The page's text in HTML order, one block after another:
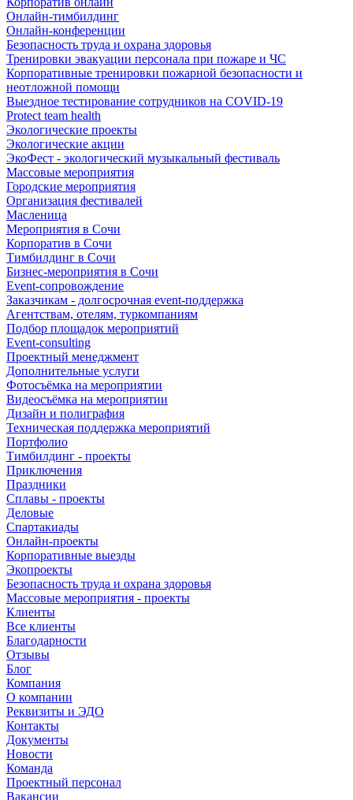
Онлайн-тимбилдинг
Онлайн-конференции
Безопасность труда и охрана здоровья
Тренировки эвакуации персонала при пожаре и ЧС
Корпоративные тренировки пожарной безопасности и
неотложной помощи
Выездное тестирование сотрудников на COVID-19
Protect team health
Экологические проекты
Экологические акции
ЭкоФест - экологический музыкальный фестиваль
Массовые мероприятия
Городские мероприятия
Организация фестивалей
Масленица
Мероприятия в Сочи
Корпоратив в Сочи
Тимбилдинг в Сочи
Бизнес-мероприятия в Сочи
Event-сопровождение
Заказчикам - долгосрочная event-поддержка
Агентствам, отелям, туркомпаниям
Подбор площадок мероприятий
Event-consulting
Проектный менеджмент
Дополнительные услуги
Фотосъёмка на мероприятии
Видеосъёмка на мероприятии
Дизайн и полиграфия
Техническая поддержка мероприятий
Портфолио
Тимбилдинг - проекты
Приключения
Праздники
Сплавы - проекты
Деловые
Спартакиады
Онлайн-проекты
Корпоративные выезды
Экопроекты
Безопасность труда и охрана здоровья
Массовые мероприятия - проекты
Клиенты
Все клиенты
Благодарности
Отзывы
Блог
Компания
О компании
Реквизиты и ЭДО
Контакты
Документы
Новости
Команда
Проектный персонал
Вакансии